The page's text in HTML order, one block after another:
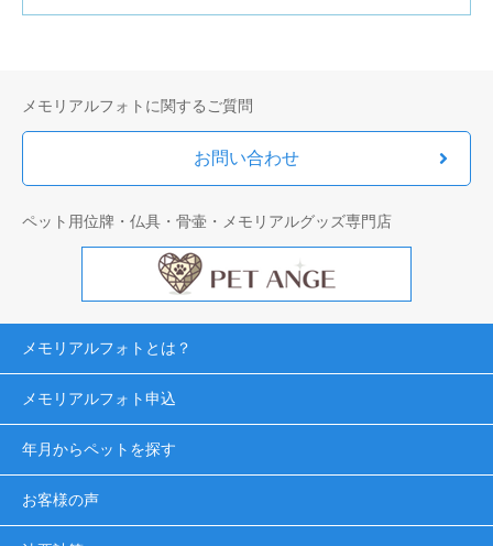
メモリアルフォトに関するご質問
お問い合わせ
ペット用位牌・仏具・骨壷・メモリアルグッズ専門店
メモリアルフォトとは？
メモリアルフォト申込
年月からペットを探す
お客様の声